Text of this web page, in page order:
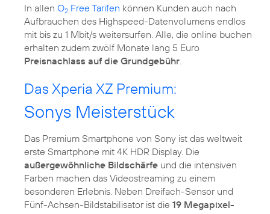
In allen O2 Free Tarifen können Kunden auch nach
Aufbrauchen des Highspeed-Datenvolumens endlos
mit bis zu 1 Mbit/s weitersurfen. Alle, die online buchen
erhalten zudem zwölf Monate lang 5 Euro
Preisnachlass auf die Grundgebühr.
Das Xperia XZ Premium:
Sonys Meisterstück
Das Premium Smartphone von Sony ist das weltweit
erste Smartphone mit 4K HDR Display. Die
außergewöhnliche Bildschärfe und die intensiven
Farben machen das Videostreaming zu einem
besonderen Erlebnis. Neben Dreifach-Sensor und
Fünf-Achsen-Bildstabilisator ist die 19 Megapixel-